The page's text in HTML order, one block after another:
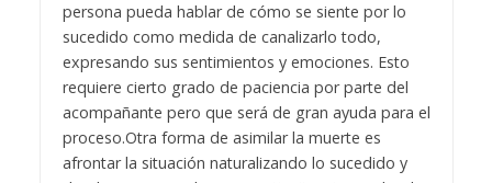
persona pueda hablar de cómo se siente por lo
sucedido como medida de canalizarlo todo,
expresando sus sentimientos y emociones. Esto
requiere cierto grado de paciencia por parte del
acompañante pero que será de gran ayuda para el
proceso.Otra forma de asimilar la muerte es
afrontar la situación naturalizando lo sucedido y